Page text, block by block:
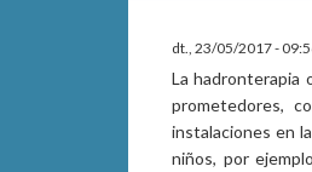
dt., 23/05/2017 -
La hadronterapia
prometedores,
instalaciones en
niños, por